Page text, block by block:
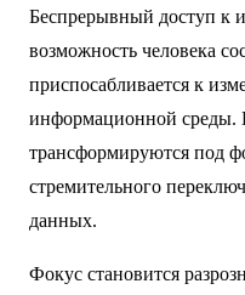
Беспрерывный доступ к
возможность человека
приспосабливается к
информационной среды.
трансформируются под
стремительного
данных.
Фокус становится